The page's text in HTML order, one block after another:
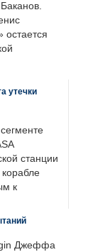
остается
утечки
станции
к
Джеффа